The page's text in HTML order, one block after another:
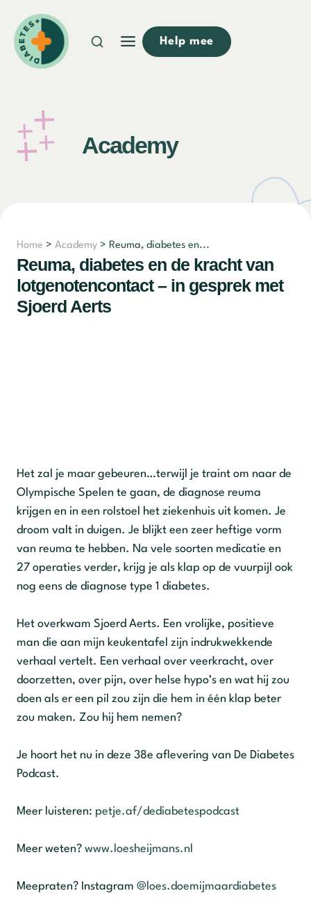
naar
inhoud
Help mee
Academy
Home > Academy > Reuma, diabetes en...
Reuma, diabetes en de kracht van
lotgenotencontact – in gesprek met
Sjoerd Aerts
Het zal je maar gebeuren…terwijl je traint om naar de
Olympische Spelen te gaan, de diagnose reuma
krijgen en in een rolstoel het ziekenhuis uit komen. Je
droom valt in duigen. Je blijkt een zeer heftige vorm
van reuma te hebben. Na vele soorten medicatie en
27 operaties verder, krijg je als klap op de vuurpijl ook
nog eens de diagnose type 1 diabetes.
Het overkwam Sjoerd Aerts. Een vrolijke, positieve
man die aan mijn keukentafel zijn indrukwekkende
verhaal vertelt. Een verhaal over veerkracht, over
doorzetten, over pijn, over helse hypo’s en wat hij zou
doen als er een pil zou zijn die hem in één klap beter
zou maken. Zou hij hem nemen?
Je hoort het nu in deze 38e aflevering van De Diabetes
Podcast.
Meer luisteren: petje.af/dediabetespodcast
Meer weten? www.loesheijmans.nl
Meepraten? Instagram @loes.doemijmaardiabetes